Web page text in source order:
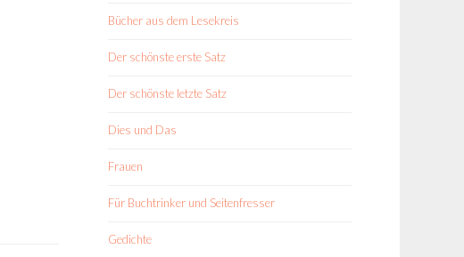
Bücher aus dem Lesekreis
Der schönste erste Satz
Der schönste letzte Satz
Dies und Das
Frauen
Für Buchtrinker und Seitenfresser
Gedichte